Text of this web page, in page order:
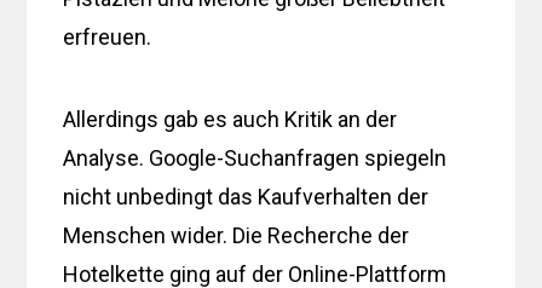
erfreuen.
Allerdings gab es auch Kritik an der
Analyse. Google-Suchanfragen spiegeln
nicht unbedingt das Kaufverhalten der
Menschen wider. Die Recherche der
Hotelkette ging auf der Online-Plattform